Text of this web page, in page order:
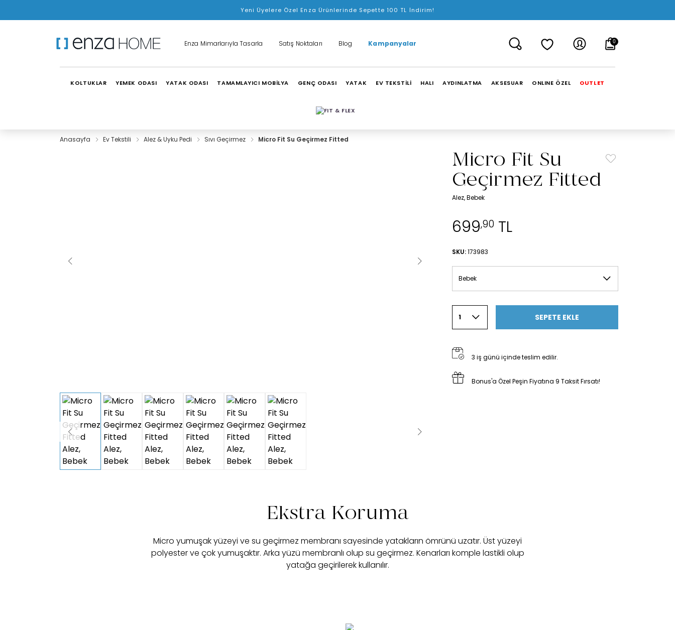
Yeni Üyelere Özel Enza Ürünlerinde Sepette 100 TL İndirim!
Enza Mimarlarıyla Tasarla Satış Noktaları Blog Kampanyalar 0
KOLTUKLAR YEMEK ODASI YATAK ODASI TAMAMLAYICI MOBİLYA GENÇ ODASI YATAK EV TEKSTİLİ HALI AYDINLATMA AKSESUAR ONLINE ÖZEL OUTLET
Anasayfa Ev Tekstili Alez & Uyku Pedi Sıvı Geçirmez Micro Fit Su Geçirmez Fitted
Micro Fit Su
Geçirmez Fitted
Alez, Bebek
699,90TL
SKU: 173983
Bebek
1 SEPETE EKLE
3 iş günü içinde teslim edilir.
Bonus'a Özel Peşin Fiyatına 9 Taksit Fırsatı!
Ekstra Koruma
Micro yumuşak yüzeyi ve su geçirmez membranı sayesinde yatakların ömrünü uzatır. Üst yüzeyi
polyester ve çok yumuşaktır. Arka yüzü membranlı olup su geçirmez. Kenarları komple lastikli olup
yatağa geçirilerek kullanılır.